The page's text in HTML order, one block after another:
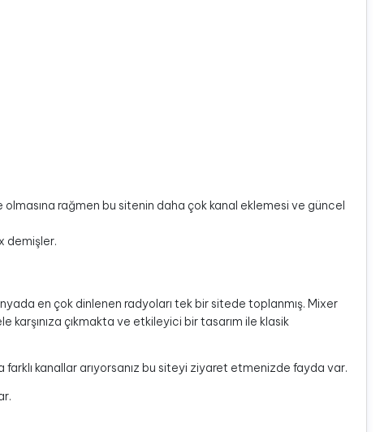
rağmen bu sitenin daha çok kanal eklemesi ve güncel
demişler.
en çok dinlenen radyoları tek bir sitede toplanmış. Mixer
çıkmakta ve etkileyici bir tasarım ile klasik
kanallar arıyorsanız bu siteyi ziyaret etmenizde fayda var.